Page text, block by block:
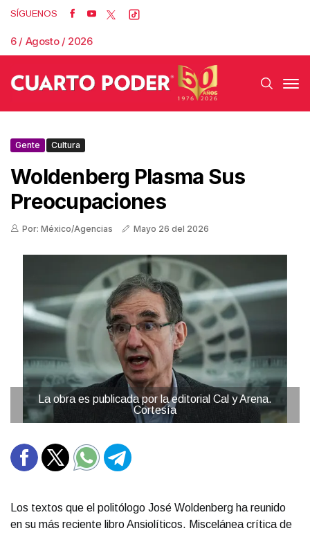
SÍGUENOS
6 / Agosto / 2026
Gente Cultura
Woldenberg Plasma Sus
Preocupaciones
Por: México/Agencias Mayo 26 del 2026
La obra es publicada por la editorial Cal y Arena.
Cortesía
Los textos que el politólogo José Woldenberg ha reunido
en su más reciente libro Ansiolíticos. Miscelánea crítica de